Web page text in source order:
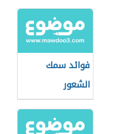
فوائد سمك
الشعور